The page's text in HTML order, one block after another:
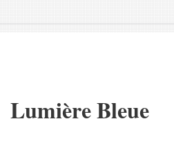
Lumière Bleue